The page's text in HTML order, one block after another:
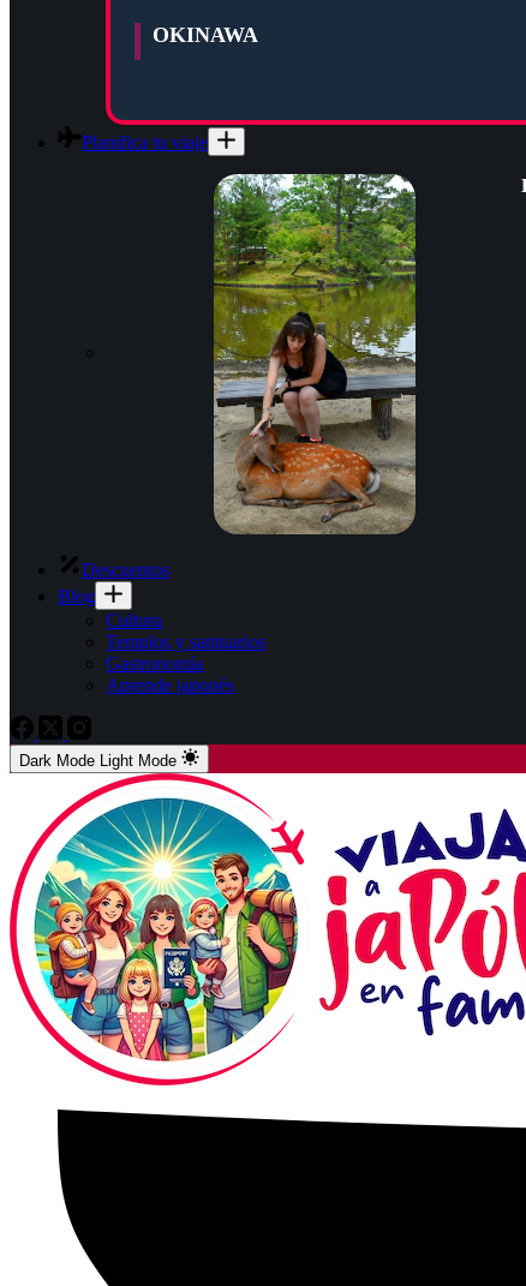
OKINAWA
Planifica tu viaje
Descuentos
Blog
Cultura
Templos y santuarios
Gastronomía
Aprende japonés
Dark Mode Light Mode